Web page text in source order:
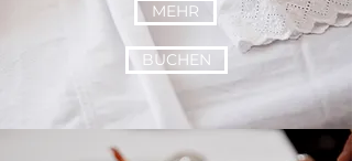
MEHR
BUCHEN